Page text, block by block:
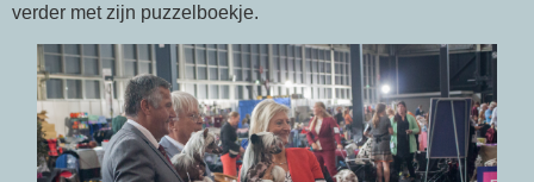
verder met zijn puzzelboekje.